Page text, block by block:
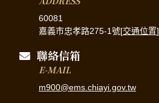
60081
嘉義市忠孝路275-1號[交通位置]
聯絡信箱
E-MAIL
m900@ems.chiayi.gov.tw